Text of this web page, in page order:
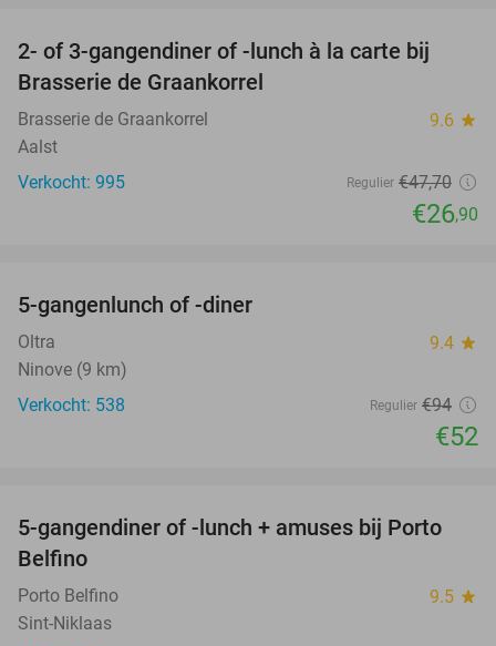
44%
2- of 3-gangendiner of -lunch à la carte bij
Brasserie de Graankorrel
Brasserie de Graankorrel 9.6 star
Aalst
Verkocht: 995
Regulier €47,70
€26,90
5-gangenlunch of -diner
Oltra 9.4 star
Ninove (9 km)
Verkocht: 538
Regulier €94
€52
33%
NEW
TODAY
5-gangendiner of -lunch + amuses bij Porto
Belfino
Porto Belfino 9.5 star
Sint-Niklaas